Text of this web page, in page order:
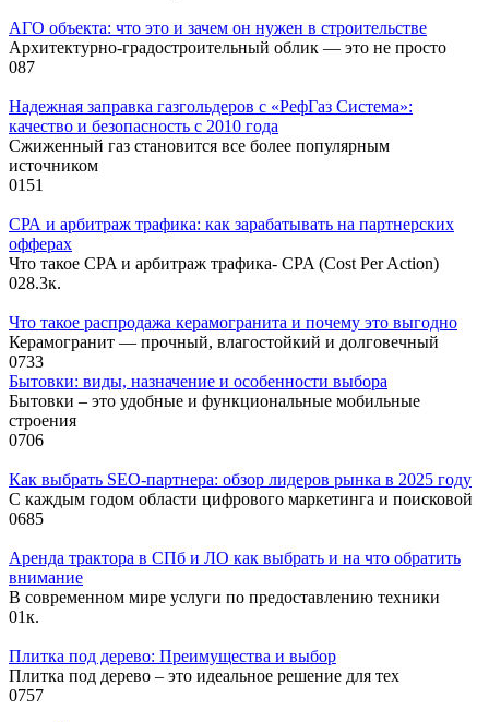
АГО объекта: что это и зачем он нужен в строительстве
Архитектурно-градостроительный облик — это не просто
087
Надежная заправка газгольдеров с «РефГаз Система»:
качество и безопасность с 2010 года
Сжиженный газ становится все более популярным
источником
0151
СРА и арбитраж трафика: как зарабатывать на партнерских
офферах
Что такое CPA и арбитраж трафика- CPA (Cost Per Action)
028.3к.
Что такое распродажа керамогранита и почему это выгодно
Керамогранит — прочный, влагостойкий и долговечный
0733
Бытовки: виды, назначение и особенности выбора
Бытовки – это удобные и функциональные мобильные
строения
0706
Как выбрать SEO-партнера: обзор лидеров рынка в 2025 году
С каждым годом области цифрового маркетинга и поисковой
0685
Аренда трактора в СПб и ЛО как выбрать и на что обратить
внимание
В современном мире услуги по предоставлению техники
01к.
Плитка под дерево: Преимущества и выбор
Плитка под дерево – это идеальное решение для тех
0757